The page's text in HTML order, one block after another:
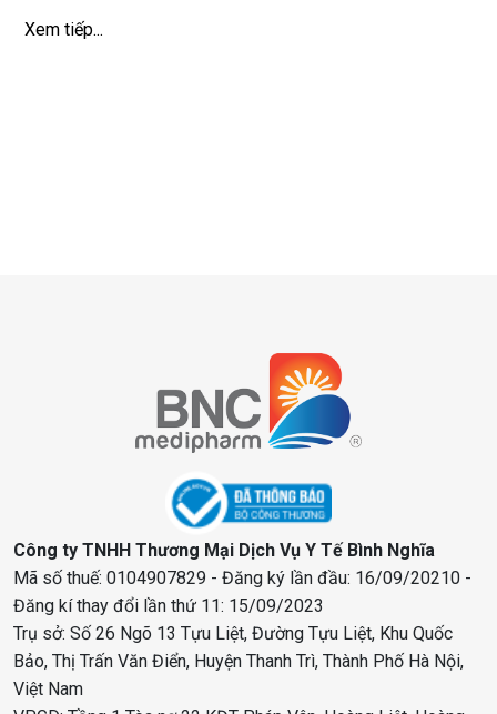
Xem tiếp...
Công ty TNHH Thương Mại Dịch Vụ Y Tế Bình Nghĩa
Mã số thuế: 0104907829 - Đăng ký lần đầu: 16/09/20210 -
Đăng kí thay đổi lần thứ 11: 15/09/2023
Trụ sở: Số 26 Ngõ 13 Tựu Liệt, Đường Tựu Liệt, Khu Quốc
Bảo, Thị Trấn Văn Điển, Huyện Thanh Trì, Thành Phố Hà Nội,
Việt Nam